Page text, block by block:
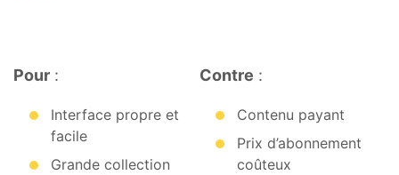
Pour :
Interface propre et
facile
Grande collection
Contre :
Contenu payant
Prix d’abonnement
coûteux